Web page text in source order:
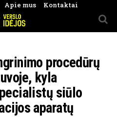
Apie mus Kontaktai
procedūrų
kyla
siūlo
aparatų